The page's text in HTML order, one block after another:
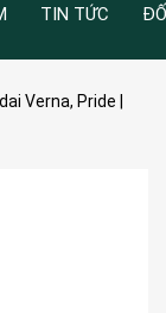
TIN TỨC
Verna, Pride |